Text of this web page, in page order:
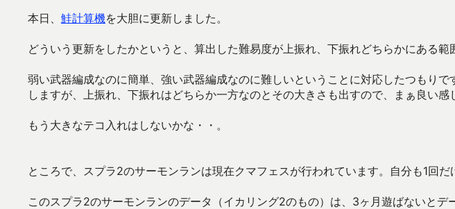
本日、 鮭計算機を大胆に更新しました。
どういう更新をしたかというと、算出した難易度が上振れ、下振れどちらかにある範
弱い武器編成なのに簡単、強い武器編成なのに難しいということに対応したつもり
しますが、上振れ、下振れはどちらか一方なのとその大きさも出すので、まぁ良い感
もう大きなテコ入れはしないかな・・。
ところで、スプラ2のサーモンランは現在クマフェスが行われています。自分も1回だ
このスプラ2のサーモンランのデータ（イカリング2のもの）は、3ヶ月遊ばないとデ